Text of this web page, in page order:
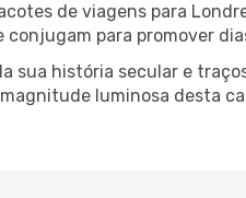
de viagens para
para promover
sua história secular e
luminosa desta